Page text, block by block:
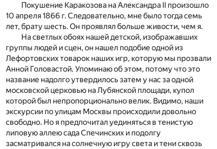
Покушение Каракозова на Александра II произошло
10 апреля 1866 г. Следовательно, мне было тогда семь
лет, брату шесть. Он проявлял больше живости, чем я.
На светлых обоях нашей детской, изображавших
группы людей и сцен, он нашел подобие одной из
Лефортовских товарок наших игр, которую мы прозвали
Анной Головастой. Упоминаю об этом, потому что это
название надолго утвердилось затем у нас за одной
московской церковью на Лубянской площади, купол
которой был непропорционально велик. Видимо, наши
экскурсии по улицам Москвы происходили довольно
свободно. Но я предпочитал уединяться в тенистую
липовую аллею сада Спечинских и подолгу
засматривался на солнечную игру света и тени сквозь